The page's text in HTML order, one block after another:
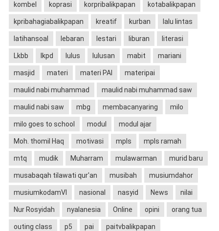
kombel koprasi korpribalikpapan kotabalikpapan
kpribahagiabalikpapan kreatif kurban lalu lintas
latihansoal lebaran lestari liburan literasi
Lkbb lkpd lulus lulusan mabit mariani
masjid materi materi PAI materipai
maulid nabi muhammad maulid nabi muhammad saw
maulid nabi saw mbg membacanyaring milo
milo goes to school modul modul ajar
Moh. thomil Haq motivasi mpls mpls ramah
mtq mudik Muharram mulawarman murid baru
musabaqah tilawati qur'an musibah musiumdahor
musiumkodamVI nasional nasyid News nilai
Nur Rosyidah nyalanesia Online opini orang tua
outing class p5 pai paitvbalikpapan